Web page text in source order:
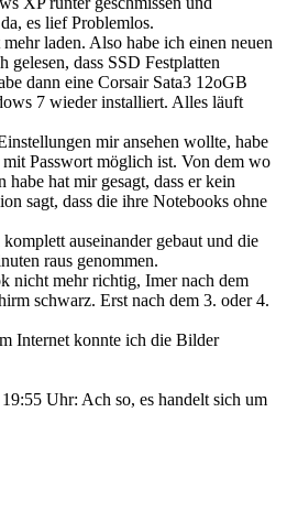
es lief Problemlos.
laden. Also habe ich einen neuen
dass SSD Festplatten
dann eine Corsair Sata3 12oGB
7 wieder installiert. Alles läuft
mir ansehen wollte, habe
mit Passwort möglich ist. Von dem wo
hat mir gesagt, dass er kein
sagt, dass die ihre Notebooks ohne
auseinander gebaut und die
raus genommen.
nicht mehr richtig, Imer nach dem
schwarz. Erst nach dem 3. oder 4.
Internet konnte ich die Bilder
Uhr: Ach so, es handelt sich um